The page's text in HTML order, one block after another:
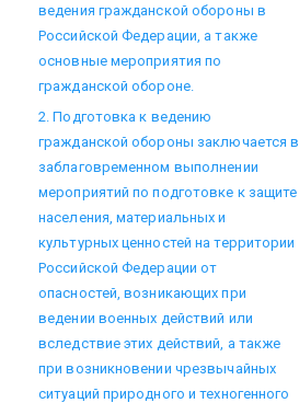
ведения гражданской обороны в
Российской Федерации, а также
основные мероприятия по
гражданской обороне.
2. Подготовка к ведению
гражданской обороны заключается в
заблаговременном выполнении
мероприятий по подготовке к защите
населения, материальных и
культурных ценностей на территории
Российской Федерации от
опасностей, возникающих при
ведении военных действий или
вследствие этих действий, а также
при возникновении чрезвычайных
ситуаций природного и техногенного